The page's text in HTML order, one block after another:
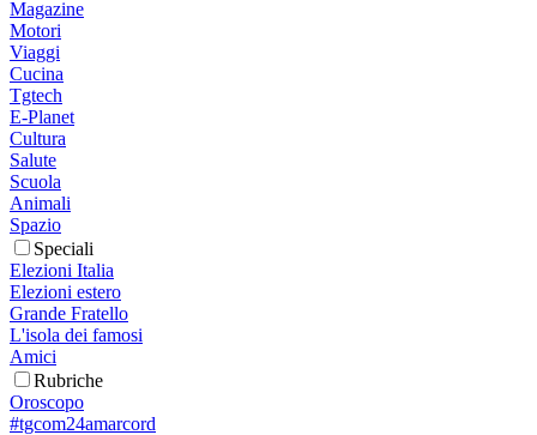
Magazine
Motori
Viaggi
Cucina
Tgtech
E-Planet
Cultura
Salute
Scuola
Animali
Spazio
Speciali
Elezioni Italia
Elezioni estero
Grande Fratello
L'isola dei famosi
Amici
Rubriche
Oroscopo
#tgcom24amarcord